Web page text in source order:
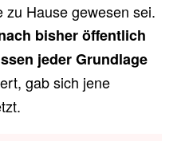
Hause gewesen sei.
bisher öffentlich
jeder Grundlage
gab sich jene